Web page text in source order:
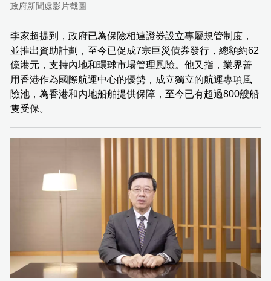
政府新聞處影片截圖
李家超提到，政府已為保險相連證券設立專屬規管制度，
並推出資助計劃，至今已促成7宗巨災債券發行，總額約62
億港元，支持內地和環球市場管理風險。他又指，業界善
用香港作為國際航運中心的優勢，成立獨立的航運專項風
險池，為香港和內地船舶提供保障，至今已有超過800艘船
隻受保。